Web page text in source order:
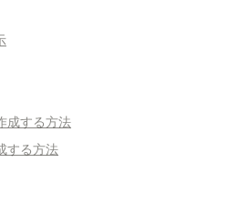
成する方法
する方法